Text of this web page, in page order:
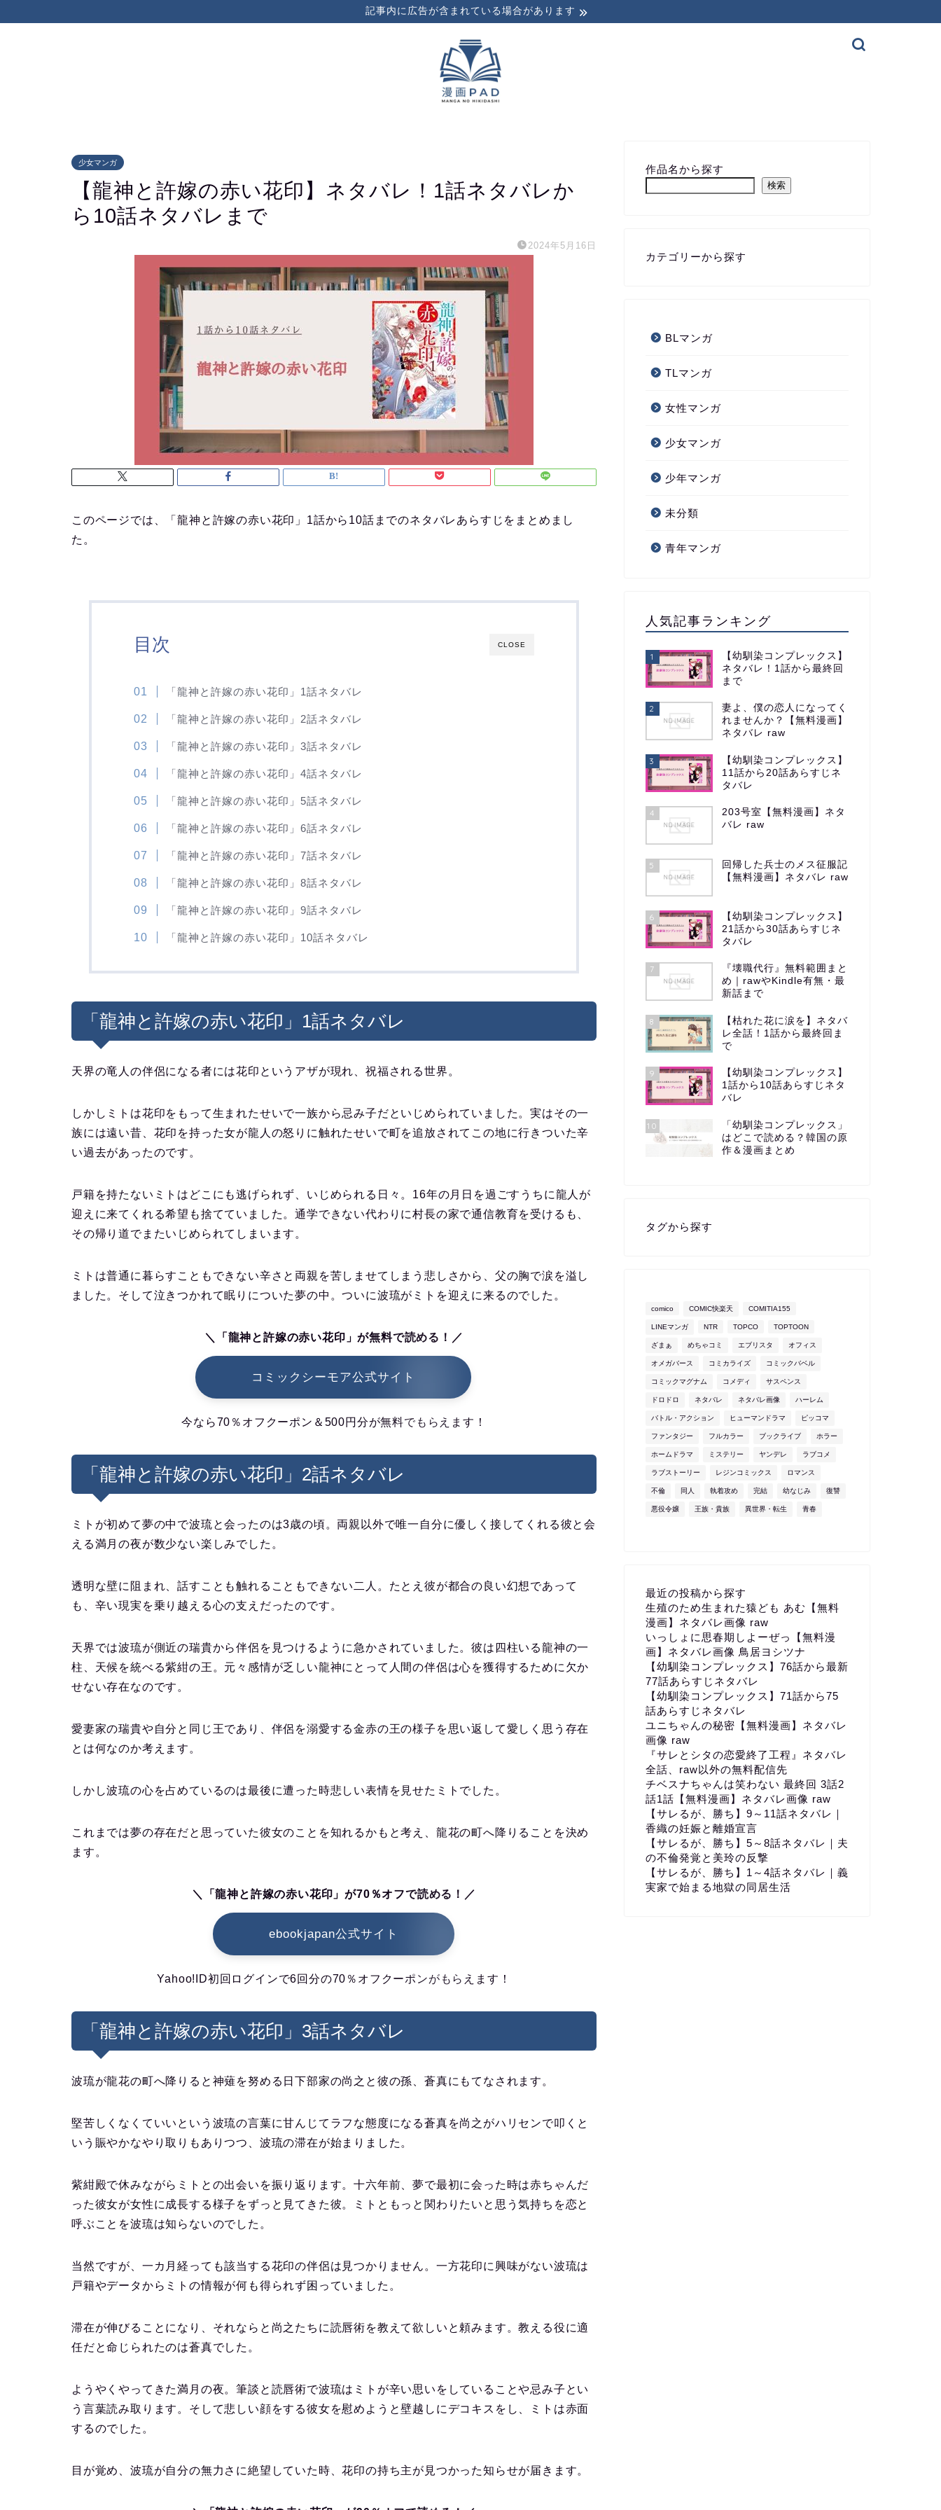
記事内に広告が含まれている場合があります
少女マンガ
【龍神と許嫁の赤い花印】ネタバレ！1話ネタバレか
ら10話ネタバレまで
2024年5月16日
このページでは、「龍神と許嫁の赤い花印」1話から10話までのネタバレあらすじをまとめまし
た。
CLOSE
目次
「龍神と許嫁の赤い花印」1話ネタバレ
「龍神と許嫁の赤い花印」2話ネタバレ
「龍神と許嫁の赤い花印」3話ネタバレ
「龍神と許嫁の赤い花印」4話ネタバレ
「龍神と許嫁の赤い花印」5話ネタバレ
「龍神と許嫁の赤い花印」6話ネタバレ
「龍神と許嫁の赤い花印」7話ネタバレ
「龍神と許嫁の赤い花印」8話ネタバレ
「龍神と許嫁の赤い花印」9話ネタバレ
「龍神と許嫁の赤い花印」10話ネタバレ
「龍神と許嫁の赤い花印」1話ネタバレ
天界の竜人の伴侶になる者には花印というアザが現れ、祝福される世界。
しかしミトは花印をもって生まれたせいで一族から忌み子だといじめられていました。実はその一
族には遠い昔、花印を持った女が龍人の怒りに触れたせいで町を追放されてこの地に行きついた辛
い過去があったのです。
戸籍を持たないミトはどこにも逃げられず、いじめられる日々。16年の月日を過ごすうちに龍人が
迎えに来てくれる希望も捨てていました。通学できない代わりに村長の家で通信教育を受けるも、
その帰り道でまたいじめられてしまいます。
ミトは普通に暮らすこともできない辛さと両親を苦しませてしまう悲しさから、父の胸で涙を溢し
ました。そして泣きつかれて眠りについた夢の中。ついに波琉がミトを迎えに来るのでした。
＼「龍神と許嫁の赤い花印」が無料で読める！／
コミックシーモア公式サイト
今なら70％オフクーポン＆500円分が無料でもらえます！
「龍神と許嫁の赤い花印」2話ネタバレ
ミトが初めて夢の中で波琉と会ったのは3歳の頃。両親以外で唯一自分に優しく接してくれる彼と会
える満月の夜が数少ない楽しみでした。
透明な壁に阻まれ、話すことも触れることもできない二人。たとえ彼が都合の良い幻想であって
も、辛い現実を乗り越える心の支えだったのです。
天界では波琉が側近の瑞貴から伴侶を見つけるように急かされていました。彼は四柱いる龍神の一
柱、天候を統べる紫紺の王。元々感情が乏しい龍神にとって人間の伴侶は心を獲得するために欠か
せない存在なのです。
愛妻家の瑞貴や自分と同じ王であり、伴侶を溺愛する金赤の王の様子を思い返して愛しく思う存在
とは何なのか考えます。
しかし波琉の心を占めているのは最後に遭った時悲しい表情を見せたミトでした。
これまでは夢の存在だと思っていた彼女のことを知れるかもと考え、龍花の町へ降りることを決め
ます。
＼「龍神と許嫁の赤い花印」が70％オフで読める！／
ebookjapan公式サイト
Yahoo!ID初回ログインで6回分の70％オフクーポンがもらえます！
「龍神と許嫁の赤い花印」3話ネタバレ
波琉が龍花の町へ降りると神薙を努める日下部家の尚之と彼の孫、蒼真にもてなされます。
堅苦しくなくていいという波琉の言葉に甘んじてラフな態度になる蒼真を尚之がハリセンで叩くと
いう賑やかなやり取りもありつつ、波琉の滞在が始まりました。
紫紺殿で休みながらミトとの出会いを振り返ります。十六年前、夢で最初に会った時は赤ちゃんだ
った彼女が女性に成長する様子をずっと見てきた彼。ミトともっと関わりたいと思う気持ちを恋と
呼ぶことを波琉は知らないのでした。
当然ですが、一カ月経っても該当する花印の伴侶は見つかりません。一方花印に興味がない波琉は
戸籍やデータからミトの情報が何も得られず困っていました。
滞在が伸びることになり、それならと尚之たちに読唇術を教えて欲しいと頼みます。教える役に適
任だと命じられたのは蒼真でした。
ようやくやってきた満月の夜。筆談と読唇術で波琉はミトが辛い思いをしていることや忌み子とい
う言葉読み取ります。そして悲しい顔をする彼女を慰めようと壁越しにデコキスをし、ミトは赤面
するのでした。
目が覚め、波琉が自分の無力さに絶望していた時、花印の持ち主が見つかった知らせが届きます。
作品名から探す
検索
カテゴリーから探す
BLマンガ
TLマンガ
女性マンガ
少女マンガ
少年マンガ
未分類
青年マンガ
人気記事ランキング
1
【幼馴染コンプレックス】
ネタバレ！1話から最終回
まで
2
妻よ、僕の恋人になってく
れませんか？【無料漫画】
ネタバレ raw
3
【幼馴染コンプレックス】
11話から20話あらすじネ
タバレ
4
203号室【無料漫画】ネタ
バレ raw
5
回帰した兵士のメス征服記
【無料漫画】ネタバレ raw
6
【幼馴染コンプレックス】
21話から30話あらすじネ
タバレ
7
『壊職代行』無料範囲まと
め｜rawやKindle有無・最
新話まで
8
【枯れた花に涙を】ネタバ
レ全話！1話から最終回ま
で
9
【幼馴染コンプレックス】
1話から10話あらすじネタ
バレ
10
「幼馴染コンプレックス」
はどこで読める？韓国の原
作＆漫画まとめ
タグから探す
comico COMIC快楽天 COMITIA155
LINEマンガ NTR TOPCO TOPTOON
ざまぁ めちゃコミ エブリスタ オフィス
オメガバース コミカライズ コミックバベル
コミックマグナム コメディ サスペンス
ドロドロ ネタバレ ネタバレ画像 ハーレム
バトル・アクション ヒューマンドラマ ピッコマ
ファンタジー フルカラー ブックライブ ホラー
ホームドラマ ミステリー ヤンデレ ラブコメ
ラブストーリー レジンコミックス ロマンス
不倫 同人 執着攻め 完結 幼なじみ 復讐
悪役令嬢 王族・貴族 異世界・転生 青春
最近の投稿から探す
生殖のため生まれた猿ども あむ【無料
漫画】ネタバレ画像 raw
いっしょに思春期しよーぜっ【無料漫
画】ネタバレ画像 鳥居ヨシツナ
【幼馴染コンプレックス】76話から最新
77話あらすじネタバレ
【幼馴染コンプレックス】71話から75
話あらすじネタバレ
ユニちゃんの秘密【無料漫画】ネタバレ
画像 raw
『サレとシタの恋愛終了工程』ネタバレ
全話、raw以外の無料配信先
チベスナちゃんは笑わない 最終回 3話2
話1話【無料漫画】ネタバレ画像 raw
【サレるが、勝ち】9～11話ネタバレ｜
香織の妊娠と離婚宣言
【サレるが、勝ち】5～8話ネタバレ｜夫
の不倫発覚と美玲の反撃
【サレるが、勝ち】1～4話ネタバレ｜義
実家で始まる地獄の同居生活